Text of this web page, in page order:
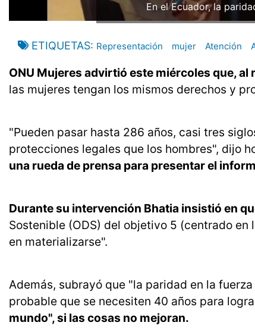
En el Ecuador, la
ETIQUETAS Representación mujer Atención
ONU Mujeres advirtió este miércoles que,
las mujeres tengan los mismos derechos y
"Pueden pasar hasta 286 años, casi tres
protecciones legales que los hombres", dijo
una rueda de prensa para presentar el
Durante su intervención Bhatia insistió en
Sostenible (ODS) del objetivo 5 (centrado
en materializarse".
Además, subrayó que "la paridad en la
probable que se necesiten 40 años para
mundo", si las cosas no mejoran.